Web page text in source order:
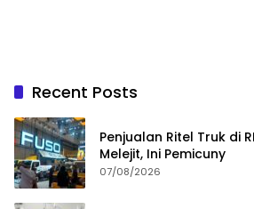
Recent Posts
Penjualan Ritel Truk di
Melejit, Ini Pemicuny
07/08/2026